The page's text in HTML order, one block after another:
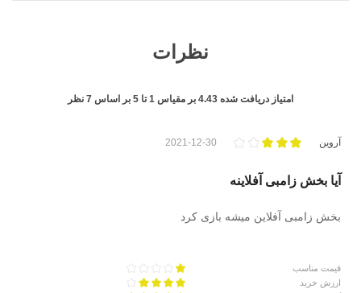
نظرات
امتیاز دریافت شده 4.43 بر مقیاس 1تا 5 بر اساس 7 نظر
آروین 2021-12-30
آیا بخش زامبی آفلاینه
بخش زامبی آفلاین میشه بازی کرد
قیمت مناسب
ارزش خرید